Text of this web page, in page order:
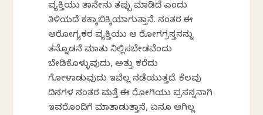
ವ್ಯಕ್ತಿಯು ತಾನೇನು ತಪ್ಪು ಮಾಡಿದೆ ಎಂದು
ತಿಳಿಯದೆ ಕಕ್ಕಾಬಿಕ್ಕಿಯಾಗುತ್ತಾನೆ. ನಂತರ ಈ
ಆರೋಗ್ಯಕರ ವ್ಯಕ್ತಿಯು ಆ ರೋಗಗ್ರಸ್ತನನ್ನು
ತನ್ನೊಡನೆ ಮಾತು ನಿಲ್ಲಿಸಬೇಡವೆಂದು
ಬೇಡಿಕೊಳ್ಳುವುದು, ಅತ್ತು ಕರೆದು
ಗೋಳಾಡುವುದು ಇವೆಲ್ಲ ನಡೆಯುತ್ತದೆ. ಕೆಲವು
ದಿನಗಳ ನಂತರ ಮತ್ತೆ ಈ ರೋಗಿಯು ಪ್ರಸನ್ನನಾಗಿ
ಇವರೊಂದಿಗೆ ಮಾತಾಡುತ್ತಾನೆ, ಏನೂ ಆಗಿಲ್ಲ